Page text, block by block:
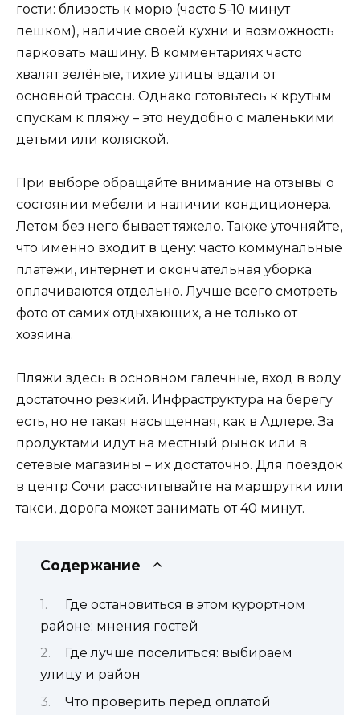
гости: близость к морю (часто 5-10 минут
пешком), наличие своей кухни и возможность
парковать машину. В комментариях часто
хвалят зелёные, тихие улицы вдали от
основной трассы. Однако готовьтесь к крутым
спускам к пляжу – это неудобно с маленькими
детьми или коляской.
При выборе обращайте внимание на отзывы о
состоянии мебели и наличии кондиционера.
Летом без него бывает тяжело. Также уточняйте,
что именно входит в цену: часто коммунальные
платежи, интернет и окончательная уборка
оплачиваются отдельно. Лучше всего смотреть
фото от самих отдыхающих, а не только от
хозяина.
Пляжи здесь в основном галечные, вход в воду
достаточно резкий. Инфраструктура на берегу
есть, но не такая насыщенная, как в Адлере. За
продуктами идут на местный рынок или в
сетевые магазины – их достаточно. Для поездок
в центр Сочи рассчитывайте на маршрутки или
такси, дорога может занимать от 40 минут.
Содержание
Где остановиться в этом курортном
районе: мнения гостей
Где лучше поселиться: выбираем
улицу и район
Что проверить перед оплатой